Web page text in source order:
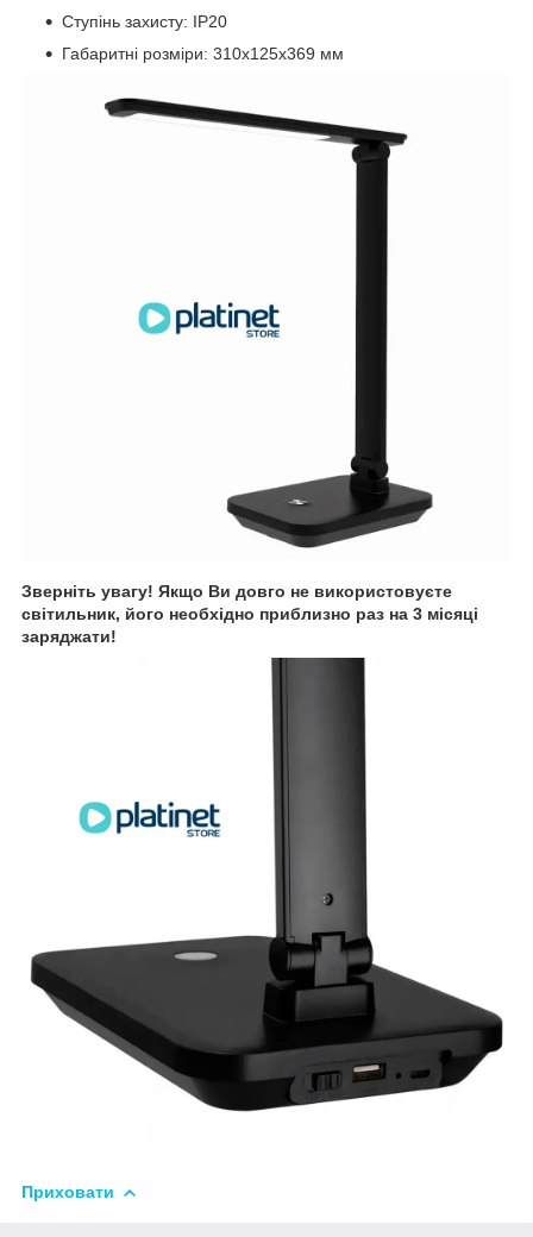
Ступінь захисту: IP20
Габаритні розміри: 310x125x369 мм
Зверніть увагу! Якщо Ви довго не використовуєте
світильник, його необхідно приблизно раз на 3 місяці
заряджати!
Приховати